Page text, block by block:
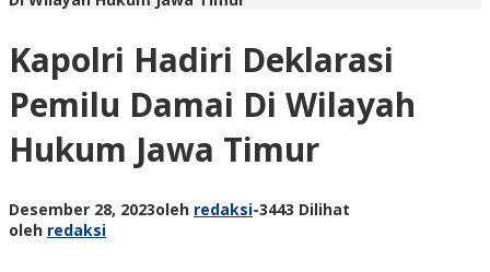
Kapolri Hadiri Deklarasi
Pemilu Damai Di Wilayah
Hukum Jawa Timur
Desember 28, 2023oleh redaksi-3443 Dilihat
oleh redaksi